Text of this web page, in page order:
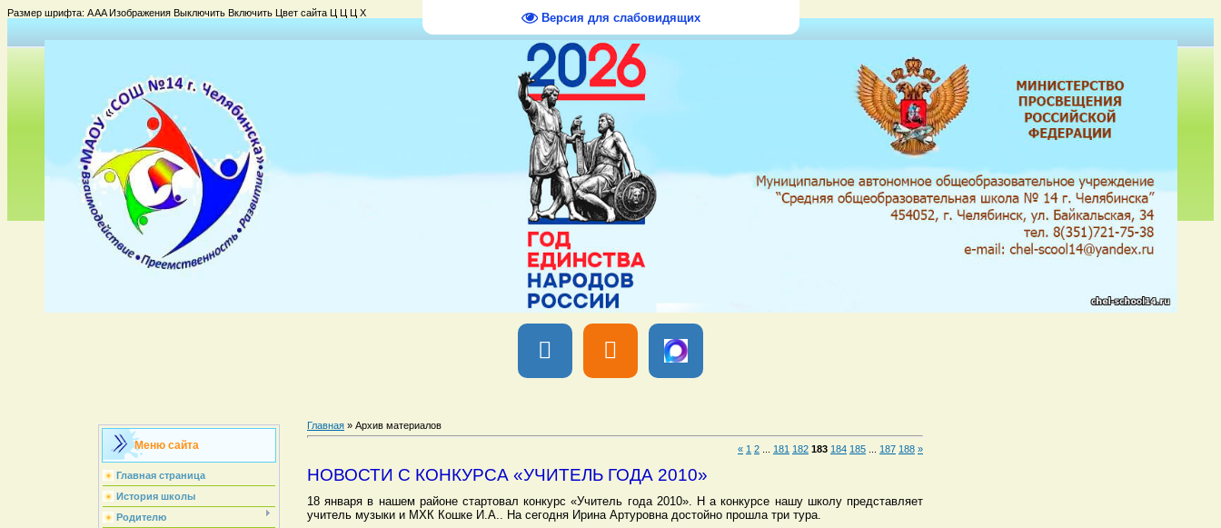
Версия для слабовидящих
Размер шрифта: AAAИзображения Выключить Включить Цвет сайта Ц Ц Ц Х
Вы вошли какГостьГруппа "Гости" Пятница, 07 Августа 2026,
Меню сайта
Главная страница
История школы
Родителю
Главная » Архив материалов
« 1 2 181 182 183 184 185 187 188 »
НОВОСТИ С КОНКУРСА «УЧИТЕЛЬ ГОДА 2010»
18 января в нашем районе стартовал конкурс «Учитель года 2010». Н а конкурсе нашу школу представляет
учитель музыки и МХК Кошке И.А.. На сегодня Ирина Артуровна достойно прошла три тура.